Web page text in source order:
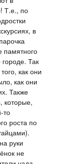
Т.е., по
в
памятного
Так
как они
как они
Также
которые,
то
роста по
руки
не